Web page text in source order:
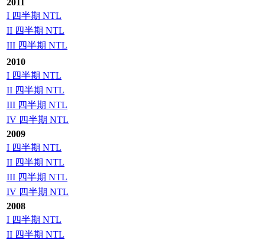
I 四半期 NTL
II 四半期 NTL
III 四半期 NTL
2010
I 四半期 NTL
II 四半期 NTL
III 四半期 NTL
IV 四半期 NTL
2009
I 四半期 NTL
II 四半期 NTL
III 四半期 NTL
IV 四半期 NTL
2008
I 四半期 NTL
II 四半期 NTL